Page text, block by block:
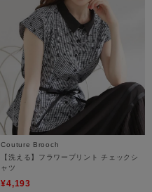
Couture Brooch
【洗える】フラワープリント チェックシ
ャツ
¥4,193